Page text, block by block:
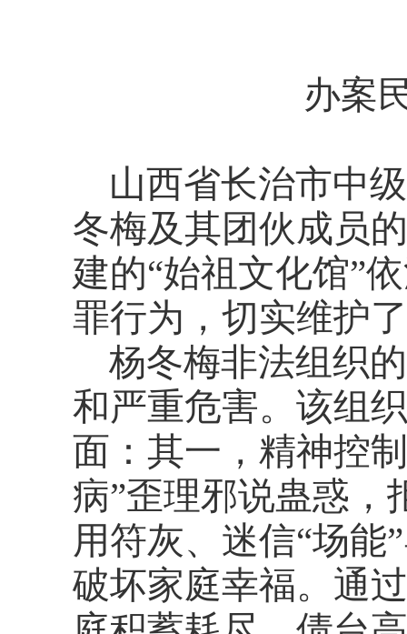
办案
山西省长治市中
冬梅及其团伙成员
建的“始祖文化馆”
罪行为，切实维护
杨冬梅非法组织
和严重危害。该组
面：其一，精神控
病”歪理邪说蛊惑，
用符灰、迷信“场能
破坏家庭幸福。通